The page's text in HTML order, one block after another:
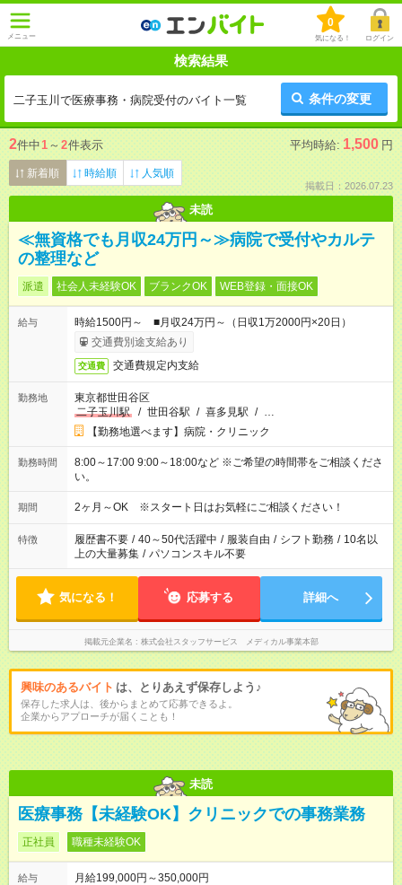
メニュー
0
気になる！ ログイン
検索結果
二子玉川で医療事務・病院受付のバイト一覧 条件の変更
2件中1 ～ 2件表示 平均時給: 1,500 円
新着順 時給順 人気順
掲載日：2026.07.23
未読
≪無資格でも月収24万円～≫病院で受付やカルテ
の整理など
派遣 社会人未経験OK ブランクOK WEB登録・面接OK
給与
時給1500円～ ■月収24万円～（日収1万2000円×20日）
交通費別途支給あり
交通費 交通費規定内支給
勤務地
東京都世田谷区
二子玉川駅
/ 世田谷駅 / 喜多見駅 / …
【勤務地選べます】病院・クリニック
勤務時間
8:00～17:00 9:00～18:00など ※ご希望の時間帯をご相談くださ
い。
期間 2ヶ月～OK ※スタート日はお気軽にご相談ください！
特徴 履歴書不要 / 40～50代活躍中 / 服装自由 / シフト勤務 / 10名以
上の大量募集 / パソコンスキル不要
気になる！ 応募する 詳細へ
掲載元企業名 株式会社スタッフサービス メディカル事業本部
興味のあるバイト は、とりあえず保存しよう♪
保存した求人は、後からまとめて応募できるよ。
企業からアプローチが届くことも！
未読
医療事務【未経験OK】クリニックでの事務業務
正社員 職種未経験OK
給与
月給199,000円～350,000円